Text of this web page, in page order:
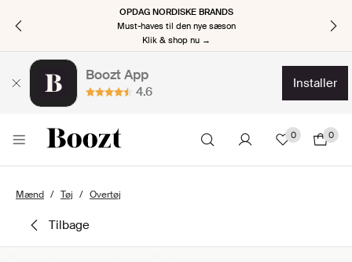
OPDAG NORDISKE BRANDS
Must-haves til den nye sæson
Klik & shop nu →
Boozt App
4.6
installer
0 0
Mænd Tøj Overtøj
tilbage